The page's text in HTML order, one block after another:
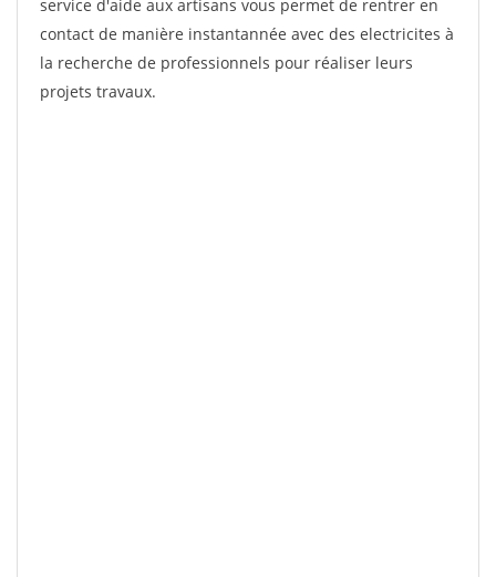
service d'aide aux artisans vous permet de rentrer en
contact de manière instantannée avec des electricites à
la recherche de professionnels pour réaliser leurs
projets travaux.